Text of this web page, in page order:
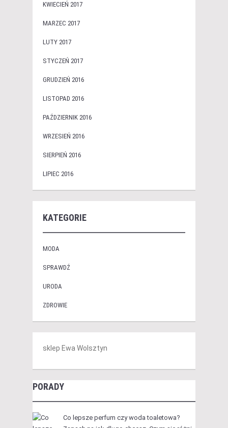
KWIECIEŃ 2017
MARZEC 2017
LUTY 2017
STYCZEŃ 2017
GRUDZIEŃ 2016
LISTOPAD 2016
PAŹDZIERNIK 2016
WRZESIEŃ 2016
SIERPIEŃ 2016
LIPIEC 2016
KATEGORIE
MODA
SPRAWDŹ
URODA
ZDROWIE
sklep Ewa Wolsztyn
PORADY
Co lepsze perfum czy woda toaletowa?